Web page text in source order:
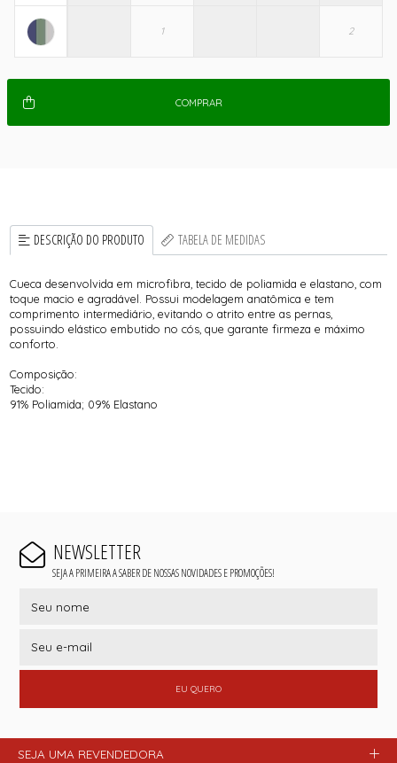
COMPRAR
DESCRIÇÃO DO PRODUTO TABELA DE MEDIDAS
Cueca desenvolvida em microfibra, tecido de poliamida e elastano, com
toque macio e agradável. Possui modelagem anatômica e tem
comprimento intermediário, evitando o atrito entre as pernas,
possuindo elástico embutido no cós, que garante firmeza e máximo
conforto.
Composição:
Tecido:
91% Poliamida; 09% Elastano
NEWSLETTER
SEJA A PRIMEIRA A SABER DE NOSSAS NOVIDADES E PROMOÇÕES!
EU QUERO
SEJA UMA REVENDEDORA